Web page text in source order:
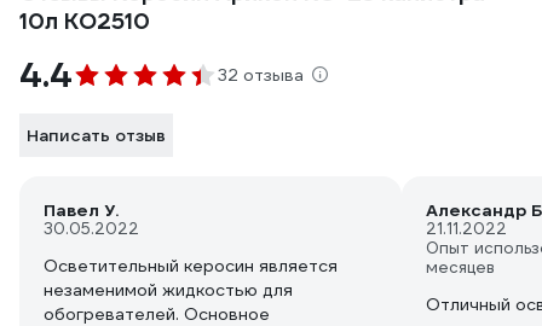
10л KO2510
4.4 32 отзыва
Написать отзыв
Павел У.
30.05.2022
Осветительный керосин является
незаменимой жидкостью для
обогревателей. Основное
Александр
21.11.2022
Опыт
месяцев
Отличный